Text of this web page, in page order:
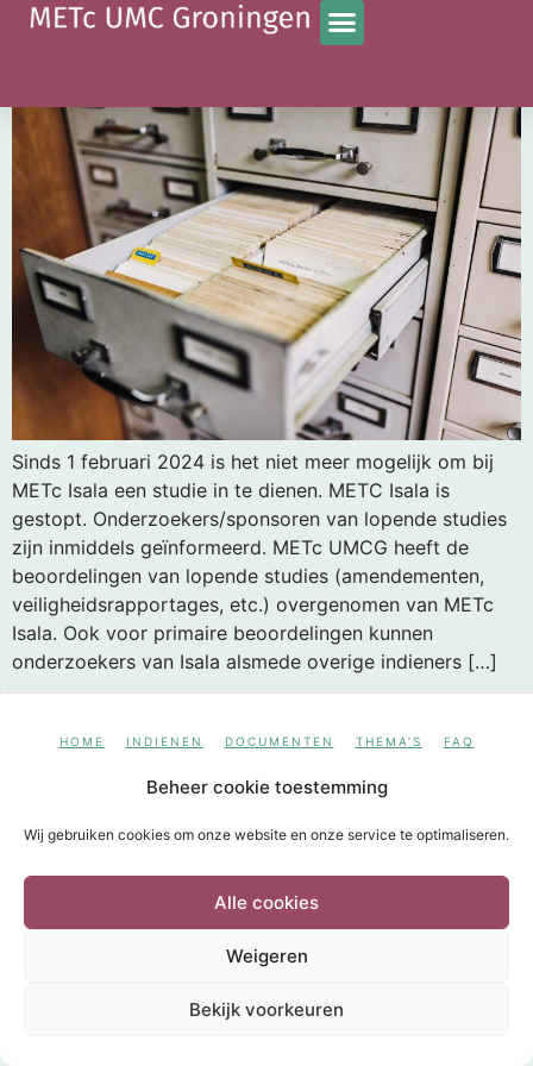
Beheer cookie toestemming
Wij gebruiken cookies om onze website en onze service te optimaliseren.
Alle cookies
Weigeren
Bekijk voorkeuren
Tag: Isala
Sinds 1 februari 2024 is het niet meer mogelijk om bij
METc Isala een studie in te dienen. METC Isala is
gestopt. Onderzoekers/sponsoren van lopende studies
zijn inmiddels geïnformeerd. METc UMCG heeft de
beoordelingen van lopende studies (amendementen,
veiligheidsrapportages, etc.) overgenomen van METc
Isala. Ook voor primaire beoordelingen kunnen
onderzoekers van Isala alsmede overige indieners […]
HOME INDIENEN DOCUMENTEN THEMA’S
FAQ
POWERED BYWild Sea 2020